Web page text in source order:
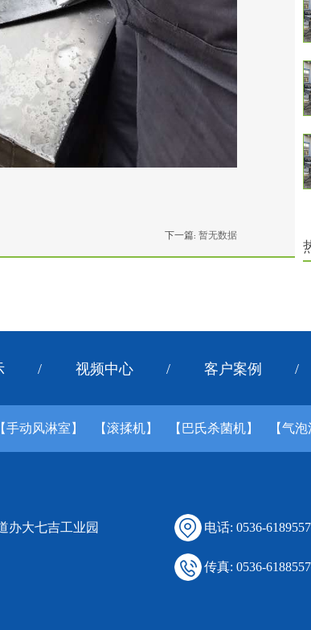
下一篇: 暂无数据
/ 视频中心 / 客户案例 /
【手动风淋室】 【滚揉机】 【巴氏杀菌机】 【气
办大七吉工业园 电话: 0536-
传真: 0536-6188557